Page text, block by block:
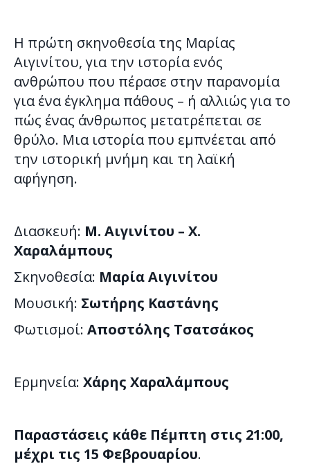
Η πρώτη σκηνοθεσία της Μαρίας
Αιγινίτου, για την ιστορία ενός
ανθρώπου που πέρασε στην παρανομία
για ένα έγκλημα πάθους – ή αλλιώς για το
πώς ένας άνθρωπος μετατρέπεται σε
θρύλο. Μια ιστορία που εμπνέεται από
την ιστορική μνήμη και τη λαϊκή
αφήγηση.
Διασκευή: Μ. Αιγινίτου – Χ.
Χαραλάμπους
Σκηνοθεσία: Μαρία Αιγινίτου
Μουσική: Σωτήρης Καστάνης
Φωτισμοί: Αποστόλης Τσατσάκος
Ερμηνεία: Χάρης Χαραλάμπους
Παραστάσεις κάθε Πέμπτη στις 21:00,
μέχρι τις 15 Φεβρουαρίου.